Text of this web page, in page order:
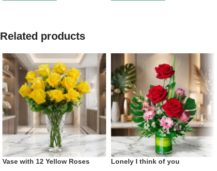
Related products
Vase with 12 Yellow Roses Lonely I think of you